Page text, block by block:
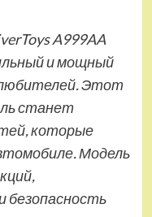
A999AA
и мощный
Этот
станет
которые
Модель
безопасность